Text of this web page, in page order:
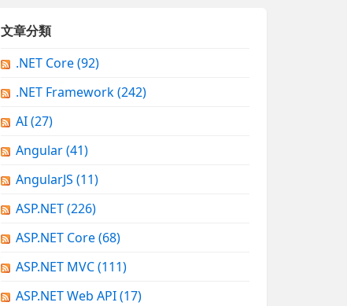
文章分類
.NET Core(92)
.NET Framework(242)
AI(27)
Angular(41)
AngularJS (11)
ASP.NET(226)
ASP.NET Core(68)
ASP.NET MVC(111)
ASP.NET Web API(17)